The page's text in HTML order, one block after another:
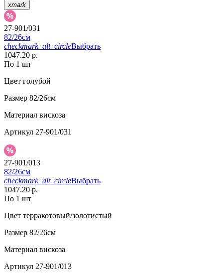
xmark
27-901/031
82/26см
checkmark_alt_circleВыбрать
1047.20 р.
По 1 шт
Цвет голубой
Размер 82/26см
Материал вискоза
Артикул 27-901/031
27-901/013
82/26см
checkmark_alt_circleВыбрать
1047.20 р.
По 1 шт
Цвет терракотовый/золотистый
Размер 82/26см
Материал вискоза
Артикул 27-901/013